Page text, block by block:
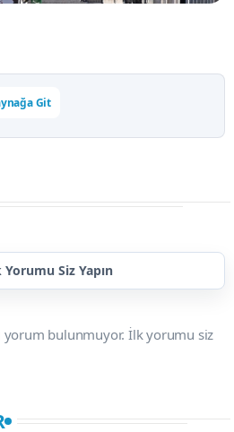
Git
Siz Yapın
yorum bulunmuyor. İlk yorumu siz